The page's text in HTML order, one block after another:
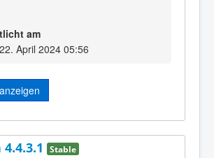
am
April 2024 05:56
Stable